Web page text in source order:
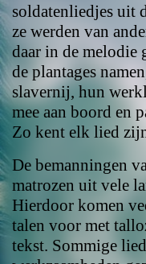
soldatenliedjes uit
ze werden van
daar in de
de plantages
slavernij, hun
mee aan boord en
Zo kent elk lied
De bemanningen
matrozen uit vele
Hierdoor komen
talen voor met
tekst. Sommige